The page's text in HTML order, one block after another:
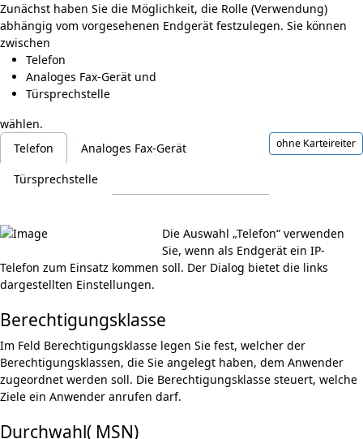
Zunächst haben Sie die Möglichkeit, die Rolle (Verwendung)
abhängig vom vorgesehenen Endgerät festzulegen. Sie können
zwischen
Telefon
Analoges Fax-Gerät und
Türsprechstelle
wählen.
ohne Karteireiter
Telefon
Analoges Fax-Gerät
Türsprechstelle
Die Auswahl „Telefon“ verwenden
Sie, wenn als Endgerät ein IP-
Telefon zum Einsatz kommen soll. Der Dialog bietet die links
dargestellten Einstellungen.
Berechtigungsklasse
Im Feld Berechtigungsklasse legen Sie fest, welcher der
Berechtigungsklassen, die Sie angelegt haben, dem Anwender
zugeordnet werden soll. Die Berechtigungsklasse steuert, welche
Ziele ein Anwender anrufen darf.
Durchwahl( MSN)